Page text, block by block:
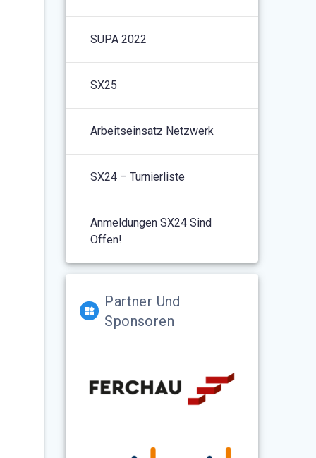
SUPA 2022
SX25
Arbeitseinsatz Netzwerk
SX24 – Turnierliste
Anmeldungen SX24 Sind
Offen!
Partner Und
Sponsoren